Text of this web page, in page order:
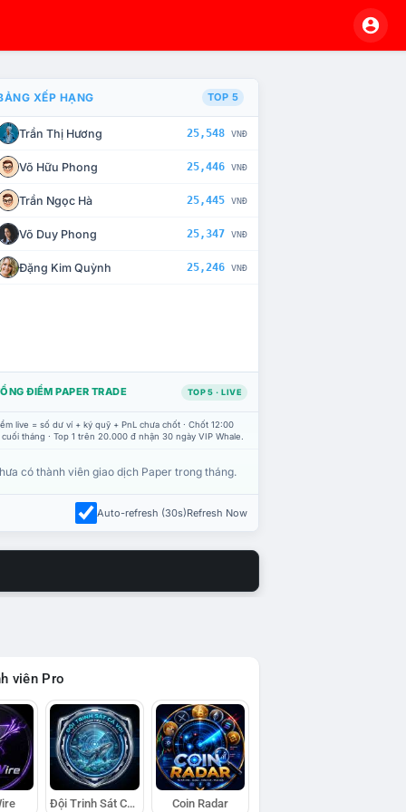
CHẾ TÀI XỬ LÝ VI PHẠM
XẾP HẠNG TOP 5
Trần Thị Hương 25,548 VNĐ
Võ Hữu Phong 25,446 VNĐ
Trần Ngọc Hà 25,445 VNĐ
Võ Duy Phong 25,347 VNĐ
Đặng Kim Quỳnh 25,246 VNĐ
ĐIỂM PAPER TRADE TOP 5 · LIVE
live = số dư ví + ký quỹ + PnL chưa chốt · Chốt 12:00
tháng · Top 1 trên 20.000 đ nhận 30 ngày VIP Whale.
có thành viên giao dịch Paper trong tháng.
Auto-refresh (30s)Refresh Now
viên Pro
Đội Trinh Sát Cá Voi Coin Radar